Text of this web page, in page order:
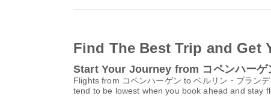
Find The Best Trip and Get
Start Your Journey from コペンハーゲ
Flights from コペンハーゲン to ベルリン・ブラン
tend to be lowest when you book ahead and stay